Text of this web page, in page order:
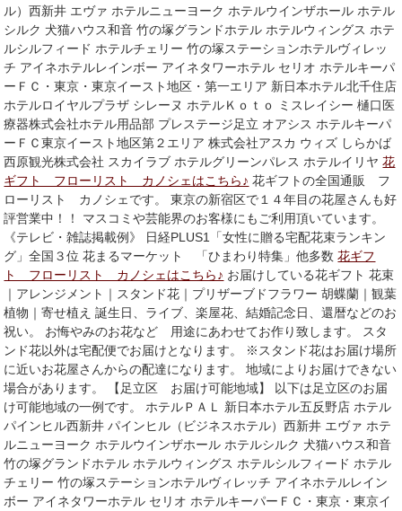
ル）西新井 エヴァ ホテルニューヨーク ホテルウインザホール ホテル
シルク 犬猫ハウス和音 竹の塚グランドホテル ホテルウィングス ホテ
ルシルフィード ホテルチェリー 竹の塚ステーションホテルヴィレッ
チ アイネホテルレインボー アイネタワーホテル セリオ ホテルキーパ
ーＦＣ・東京・東京イースト地区・第一エリア 新日本ホテル北千住店
ホテルロイヤルプラザ シレーヌ ホテルＫｏｔｏ ミスレイシー 樋口医
療器株式会社ホテル用品部 プレステージ足立 オアシス ホテルキーパ
ーＦＣ東京イースト地区第２エリア 株式会社アスカ ウィズ しらかば
西原観光株式会社 スカイラブ ホテルグリーンパレス ホテルイリヤ花
ギフト フローリスト カノシェはこちら♪ 花ギフトの全国通販 フ
ローリスト カノシェです。 東京の新宿区で１４年目の花屋さんも好
評営業中！！ マスコミや芸能界のお客様にもご利用頂いています。
《テレビ・雑誌掲載例》 日経PLUS1「女性に贈る宅配花束ランキン
グ」全国３位 花まるマーケット 「ひまわり特集」他多数花ギフ
ト フローリスト カノシェはこちら♪ お届けしている花ギフト 花束
｜アレンジメント｜スタンド花｜プリザーブドフラワー 胡蝶蘭｜観葉
植物｜寄せ植え 誕生日、ライブ、楽屋花、結婚記念日、還暦などのお
祝い。 お悔やみのお花など 用途にあわせてお作り致します。 スタ
ンド花以外は宅配便でお届けとなります。 ※スタンド花はお届け場所
に近いお花屋さんからの配達になります。 地域によりお届けできない
場合があります。 【足立区 お届け可能地域】 以下は足立区のお届
け可能地域の一例です。 ホテルＰＡＬ 新日本ホテル五反野店 ホテル
パインヒル西新井 パインヒル（ビジネスホテル）西新井 エヴァ ホテ
ルニューヨーク ホテルウインザホール ホテルシルク 犬猫ハウス和音
竹の塚グランドホテル ホテルウィングス ホテルシルフィード ホテル
チェリー 竹の塚ステーションホテルヴィレッチ アイネホテルレイン
ボー アイネタワーホテル セリオ ホテルキーパーＦＣ・東京・東京イ